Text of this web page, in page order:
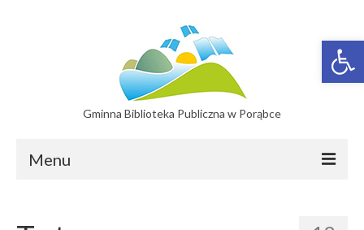
Gminna Biblioteka Publiczna w Porąbce
Menu